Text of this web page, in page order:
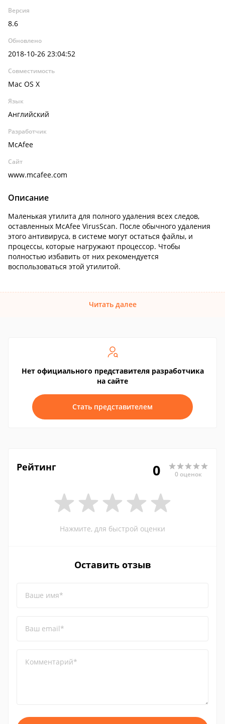
Версия
8.6
Обновлено
2018-10-26 23:04:52
Совместимость
Mac OS X
Язык
Английский
Разработчик
McAfee
Сайт
www.mcafee.com
Описание
Маленькая утилита для полного удаления всех следов,
оставленных McAfee VirusScan. После обычного удаления
этого антивируса, в системе могут остаться файлы, и
процессы, которые нагружают процессор. Чтобы
полностью избавить от них рекомендуется
воспользоваться этой утилитой.
Читать далее
Нет официального представителя разработчика
на сайте
Стать представителем
Рейтинг 0 0 оценок
Нажмите, для быстрой оценки
Оставить отзыв
Ваше имя*
Ваш email*
Комментарий*